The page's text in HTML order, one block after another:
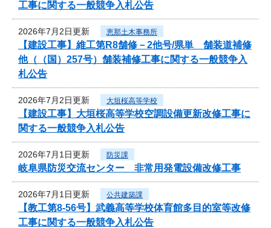
工事に関する一般競争入札公告
2026年7月2日更新 恵那土木事務所
【建設工事】維工第R8舗修－2他号/県単 舗装道補修
他（（国）257号）舗装補修工事に関する一般競争入
札公告
2026年7月2日更新 大垣桜高等学校
【建設工事】大垣桜高等学校空調設備更新改修工事に
関する一般競争入札公告
2026年7月1日更新 防災課
岐阜県防災交流センター 非常用発電設備改修工事
2026年7月1日更新 公共建築課
【教工第8-56号】武義高等学校体育館多目的室等改修
工事に関する一般競争入札公告